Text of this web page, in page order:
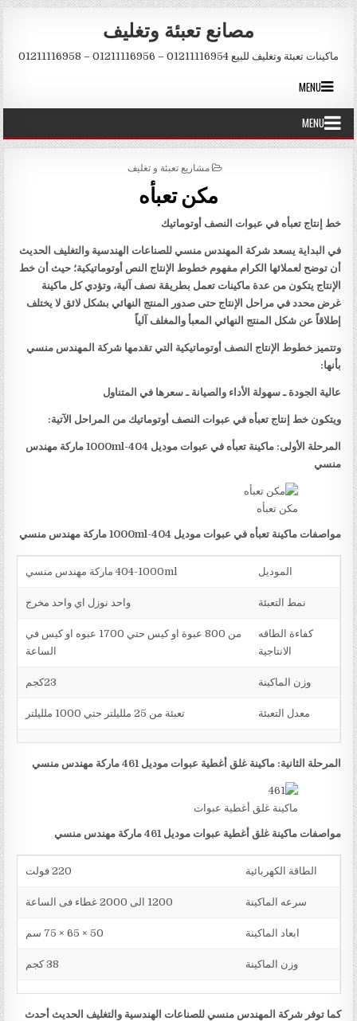
Skip to content
مصانع تعبئة وتغليف
ماكينات تعبئة وتغليف للبيع 01211116954 – 01211116956 – 01211116958
MENU
MENU
POSTED IN
مشاريع تعبئة و تغليف
مكن تعبأه
خط إنتاج تعبأه في عبوات النصف أوتوماتيك
في البداية يسعد شركة المهندس منسي للصناعات الهندسية والتغليف الحديث
أن توضح لعملائها الكرام مفهوم خطوط الإنتاج النص أوتوماتيكية؛ حيث أن خط
الإنتاج يتكون من عدة ماكينات تعمل بطريقة نصف آلية، وتؤدي كل ماكينة
غرض محدد في مراحل الإنتاج حتى صدور المنتج النهائي بشكل لائق لا يختلف
إطلاقاً عن شكل المنتج النهائي المعبأ والمغلف آلياً
وتتميز خطوط الإنتاج النصف أوتوماتيكية التي تقدمها شركة المهندس منسي
بأنها:
عالية الجودة ـ سهولة الأداء والصيانة ـ سعرها في المتناول
ويتكون خط إنتاج تعبأه في عبوات النصف أوتوماتيك من المراحل الآتية:
المرحلة الأولى: ماكينة تعبأه في عبوات موديل 404-1000ml
ماركة مهندس
منسي
مكن تعبأه
مواصفات ماكينة تعبأه في عبوات موديل 404-1000ml ماركة مهندس منسي
الموديل 404-1000ml ماركة مهندس منسي
نمط التعبئة واحد نوزل اي واحد مخرج
كفاءة الطاقه
الانتاجية
من 800 عبوة او كيس حتي 1700 عبوه او كيس في
الساعة
وزن الماكينة
معدل التعبئة تعبئة من 25 ملليلتر حتي 1000 ملليلتر
المرحلة الثانية: ماكينة غلق أغطية عبوات موديل 461 ماركة مهندس منسي
ماكينة غلق أغطية عبوات
مواصفات ماكينة غلق أغطية عبوات موديل 461 ماركة مهندس منسي
الطاقة الكهربائية 220 فولت
سرعه الماكينة 1200 الى 2000 غطاء فى الساعة
ابعاد الماكينة 50 × 65 × 75 سم
وزن الماكينة 38 كجم
كما توفر شركة المهندس منسي للصناعات الهندسية والتغليف الحديث أحدث